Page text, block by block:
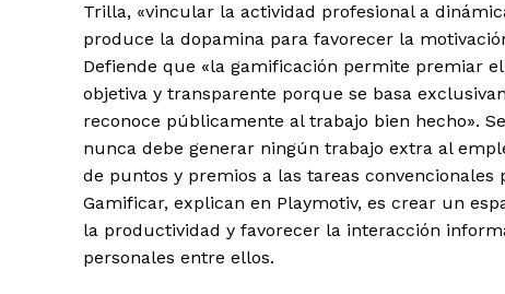
Trilla, «vincular la actividad profesional a
produce la dopamina para favorecer la
Defiende que «la gamificación permite premiar
objetiva y transparente porque se basa
reconoce públicamente al trabajo bien hecho».
nunca debe generar ningún trabajo extra al
de puntos y premios a las tareas
Gamificar, explican en Playmotiv, es crear un
la productividad y favorecer la interacción
personales entre ellos.